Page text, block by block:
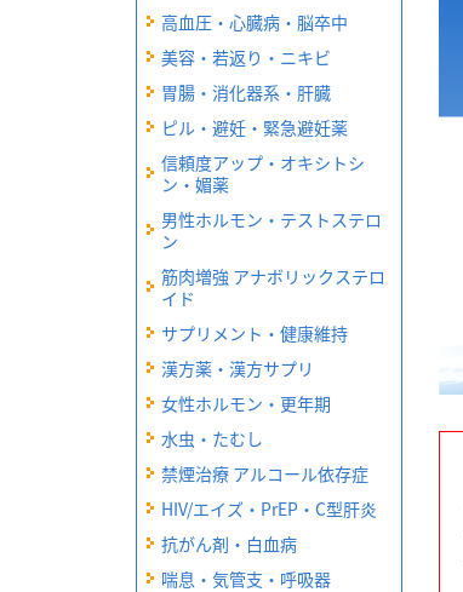
高血圧・心臓病・脳卒中
美容・若返り・ニキビ
胃腸・消化器系・肝臓
ピル・避妊・緊急避妊薬
信頼度アップ・オキシトシ
ン・媚薬
男性ホルモン・テストステロ
ン
筋肉増強 アナボリックステロ
イド
サプリメント・健康維持
漢方薬・漢方サプリ
女性ホルモン・更年期
水虫・たむし
禁煙治療 アルコール依存症
HIV/エイズ・PrEP・C型肝炎
抗がん剤・白血病
喘息・気管支・呼吸器